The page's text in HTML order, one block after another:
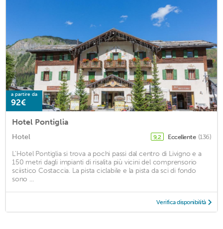
a partire da
92€
Hotel Pontiglia
Hotel 9,2 Eccellente (136)
L'Hotel Pontiglia si trova a pochi passi dal centro di Livigno e a
150 metri dagli impianti di risalita più vicini del comprensorio
sciistico Costaccia. La pista ciclabile e la pista da sci di fondo
sono ...
Verifica disponibilità